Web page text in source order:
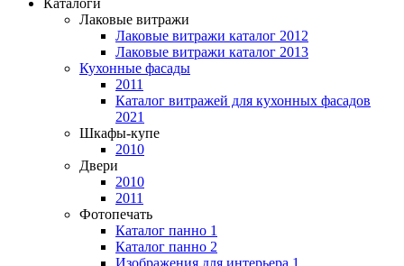
Каталоги
Лаковые витражи
Лаковые витражи каталог 2012
Лаковые витражи каталог 2013
Кухонные фасады
2011
Каталог витражей для кухонных фасадов
2021
Шкафы-купе
2010
Двери
2010
2011
Фотопечать
Каталог панно 1
Каталог панно 2